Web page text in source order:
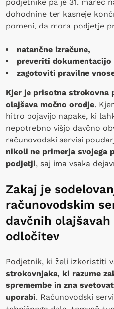
podjetnike pa je 31. marec
dohodnine ter kasneje
pomeni, da mora podjetje
natančne izračune,
preveriti dokumentacijo
zagotoviti pravilne
Kjer je prisotna strokovna
olajšava močno orodje.
hitro pojavijo napake, ki
nepotrebno višjo davčno
računovodski servisi
nikoli ne primerja svojega
podjetji, saj ima vsaka
Zakaj je
računovodskim
davčnih
odločitev
Podjetnik, ki želi izkoristiti
strokovnjaka, ki razume
spremembe in zna
uporabi. Računovodski